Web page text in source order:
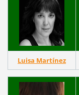
Luisa Martínez